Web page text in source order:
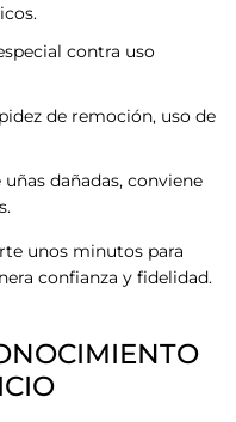
contra uso
de remoción, uso de
uñas dañadas, conviene
unos minutos para
confianza y fidelidad.